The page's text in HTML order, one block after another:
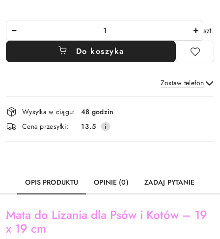
szt.
Do koszyka
Zostaw telefon
Wyślij
Dostępność
i
dostawa
Wysyłka w ciągu:
48 godzin
Cena przesyłki:
13.5
OPIS PRODUKTU OPINIE (0) ZADAJ PYTANIE
Mata do Lizania dla Psów i Kotów – 19
x 19 cm